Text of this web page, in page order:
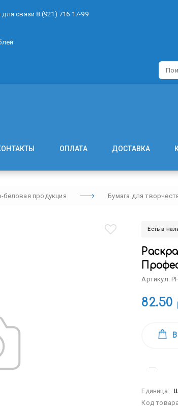
связи 8 (921) 716 17-99
ОПЛАТА ДОСТАВКА
беловая продукция Бумага для
Есть в
Артикул:
82.50
Единица:
Код